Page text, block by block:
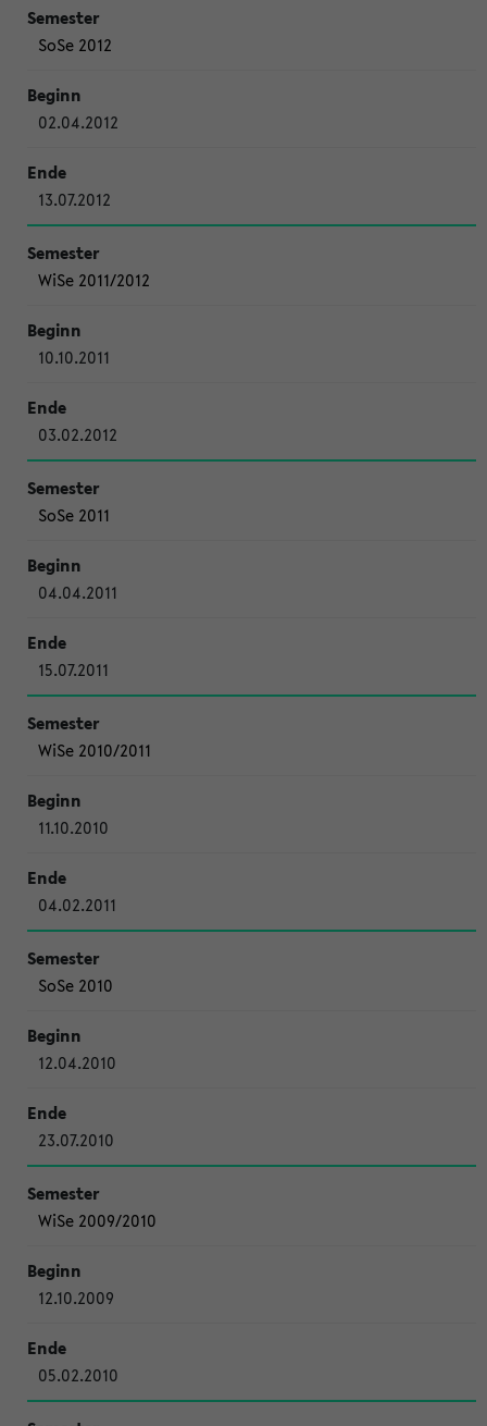
SoSe 2012
02.04.2012
13.07.2012
WiSe 2011/2012
10.10.2011
03.02.2012
SoSe 2011
04.04.2011
15.07.2011
WiSe 2010/2011
11.10.2010
04.02.2011
SoSe 2010
12.04.2010
23.07.2010
WiSe 2009/2010
12.10.2009
05.02.2010